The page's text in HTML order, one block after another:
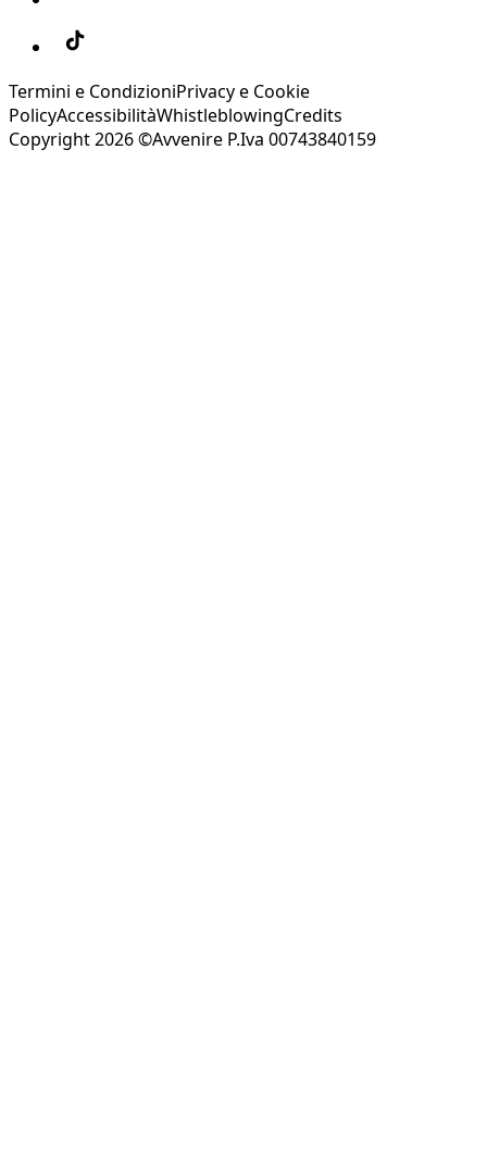
Termini e CondizioniPrivacy e Cookie
PolicyAccessibilitàWhistleblowingCredits
Copyright 2026 ©Avvenire P.Iva 00743840159